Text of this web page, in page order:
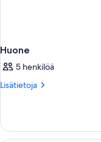
Huone
5 henkilöä
Lisätietoja
Lisätietoja